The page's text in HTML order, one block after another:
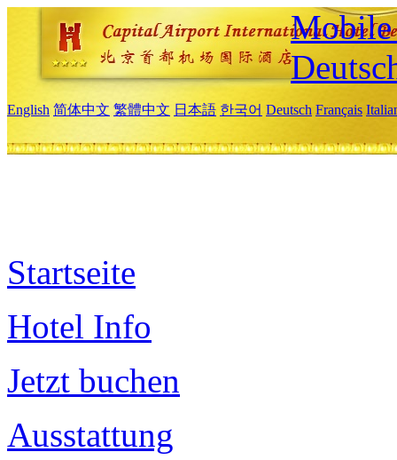
Mobile
English 简体中文 繁體中文 日本語 한국어 Deutsch Français
Startseite
Hotel Info
Jetzt buchen
Ausstattung